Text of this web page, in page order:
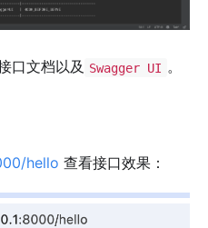
口文档以及 Swagger UI 。
hello 查看接口效果：